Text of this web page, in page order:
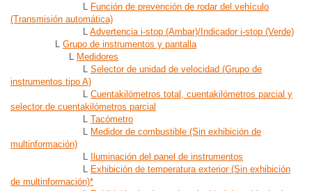
L Función de prevención de rodar del vehículo
(Transmisión automática)
L Advertencia i-stop (Ambar)/Indicador i-stop (Verde)
L Grupo de instrumentos y pantalla
L Medidores
L Selector de unidad de velocidad (Grupo de
instrumentos tipo A)
L Cuentakilómetros total, cuentakilómetros parcial y
selector de cuentakilómetros parcial
L Tacómetro
L Medidor de combustible (Sin exhibición de
multinformación)
L
Iluminación del panel de instrumentos
L Exhibición de temperatura exterior (Sin exhibición
de multinformación)*